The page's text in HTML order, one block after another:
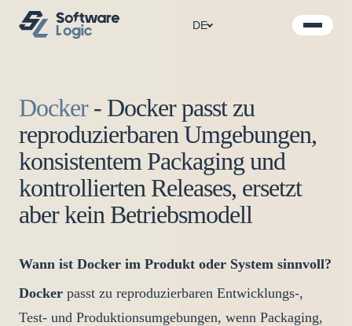
DE
Docker- Docker passt zu
reproduzierbaren Umgebungen,
konsistentem Packaging und
kontrollierten Releases, ersetzt
aber kein Betriebsmodell
Wann ist Docker im Produkt oder System sinnvoll?
Docker passt zu reproduzierbaren Entwicklungs-,
Test- und Produktionsumgebungen, wenn Packaging,